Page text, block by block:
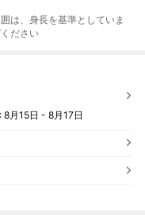
は、身長を基準としていま
ださい
8月15日 - 8月17日